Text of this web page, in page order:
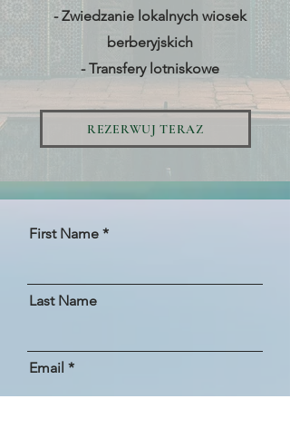
- Zwiedzanie lokalnych wiosek
berberyjskich
- Transfery lotniskowe
REZERWUJ TERAZ
First Name
Last Name
Email